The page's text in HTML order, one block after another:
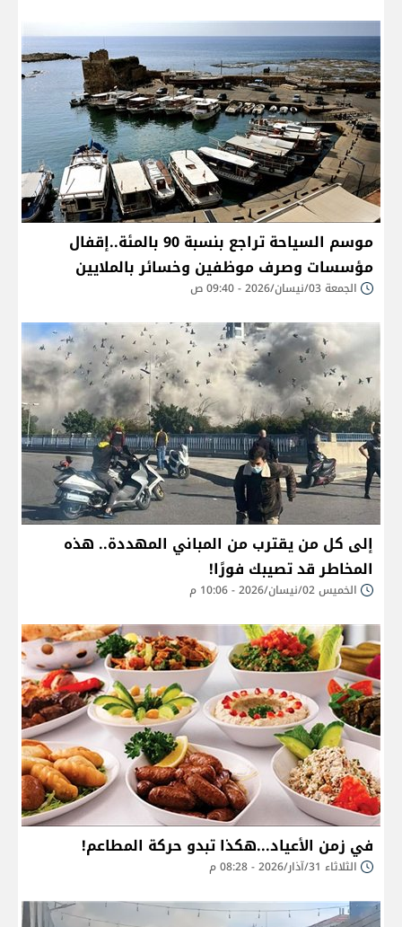
موسم السياحة تراجع بنسبة 90 بالمئة..إقفال
مؤسسات وصرف موظفين وخسائر بالملايين
الجمعة 03/نيسان/2026 - 09:40 ص
إلى كل من يقترب من المباني المهددة.. هذه
المخاطر قد تصيبك فورًا!
الخميس 02/نيسان/2026 - 10:06 م
في زمن الأعياد...هكذا تبدو حركة المطاعم!
الثلاثاء 31/آذار/2026 - 08:28 م